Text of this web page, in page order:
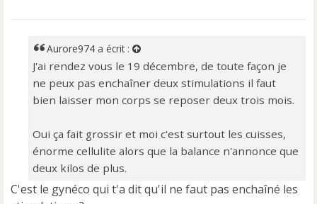
Aurore974 a écrit :
J'ai rendez vous le 19 décembre, de toute façon je
ne peux pas enchaîner deux stimulations il faut
bien laisser mon corps se reposer deux trois mois.
Oui ça fait grossir et moi c'est surtout les cuisses,
énorme cellulite alors que la balance n'annonce que
deux kilos de plus.
C'est le gynéco qui t'a dit qu'il ne faut pas enchaîné les